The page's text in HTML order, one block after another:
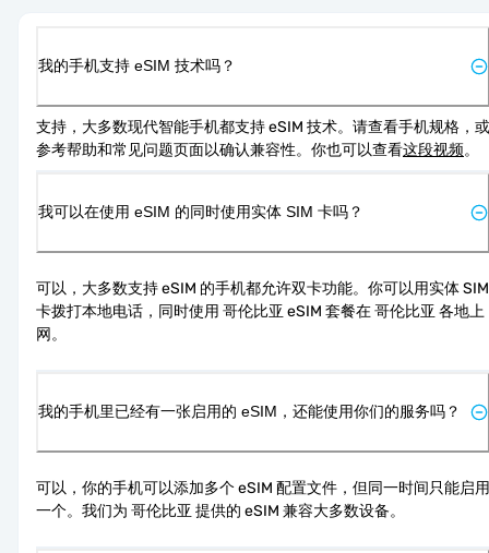
我的手机支持 eSIM 技术吗？
支持，大多数现代智能手机都支持 eSIM 技术。请查看手机规格，或
参考帮助和常见问题页面以确认兼容性。你也可以查看这段视频。
我可以在使用 eSIM 的同时使用实体 SIM 卡吗？
可以，大多数支持 eSIM 的手机都允许双卡功能。你可以用实体 SIM
卡拨打本地电话，同时使用 哥伦比亚 eSIM 套餐在 哥伦比亚 各地上
网。
我的手机里已经有一张启用的 eSIM，还能使用你们的服务吗？
可以，你的手机可以添加多个 eSIM 配置文件，但同一时间只能启用
一个。我们为 哥伦比亚 提供的 eSIM 兼容大多数设备。